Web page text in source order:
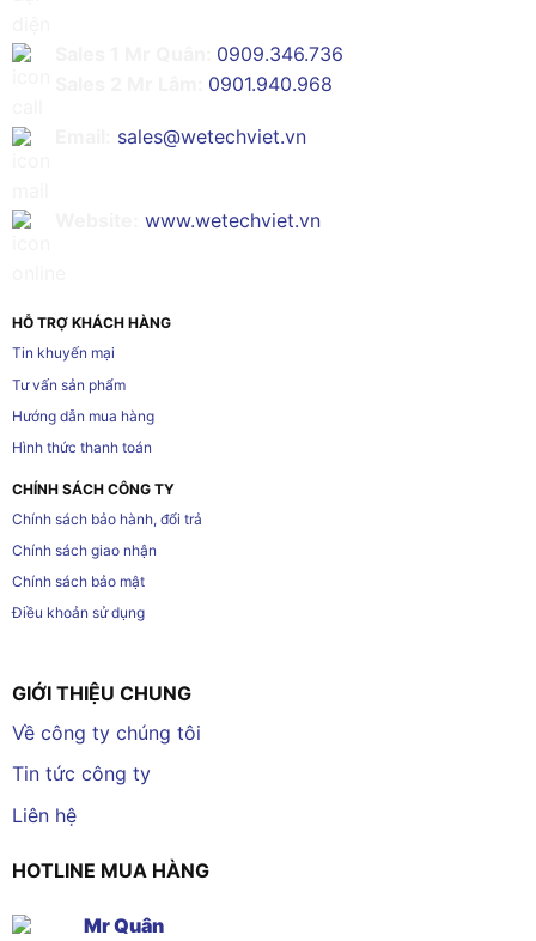
0909.346.736
0901.940.968
sales@wetechviet.vn
www.wetechviet.vn
HỖ TRỢ KHÁCH HÀNG
Tin khuyến mại
Tư vấn sản phẩm
Hướng dẫn mua hàng
Hình thức thanh toán
CHÍNH SÁCH CÔNG TY
Chính sách bảo hành, đổi trả
Chính sách giao nhận
Chính sách bảo mật
Điều khoản sử dụng
GIỚI THIỆU CHUNG
Về công ty chúng tôi
Tin tức công ty
Liên hệ
HOTLINE MUA HÀNG
Mr Quân